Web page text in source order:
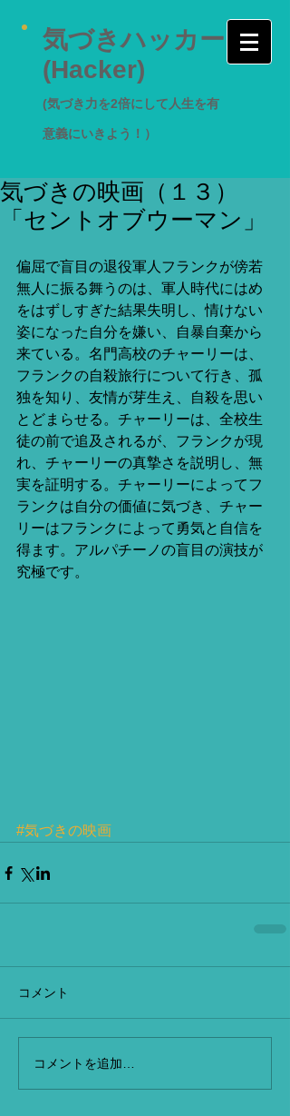
気づきハッカー
(Hacker)
(気づき力を2倍にして人生を有
意義にいきよう！）
気づきの映画（１３）
「セントオブウーマン」
偏屈で盲目の退役軍人フランクが傍若
無人に振る舞うのは、軍人時代にはめ
をはずしすぎた結果失明し、情けない
姿になった自分を嫌い、自暴自棄から
来ている。名門高校のチャーリーは、
フランクの自殺旅行について行き、孤
独を知り、友情が芽生え、自殺を思い
とどまらせる。チャーリーは、全校生
徒の前で追及されるが、フランクが現
れ、チャーリーの真摯さを説明し、無
実を証明する。チャーリーによってフ
ランクは自分の価値に気づき、チャー
リーはフランクによって勇気と自信を
得ます。アルパチーノの盲目の演技が
究極です。
#気づきの映画
コメント
コメントを追加…